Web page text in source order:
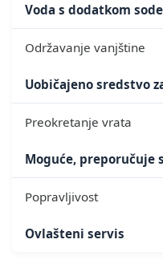
Voda s dodatkom
Održavanje vanjštine
Uobičajeno sredstvo
Preokretanje vrata
Moguće,
Popravljivost
Ovlašteni servis